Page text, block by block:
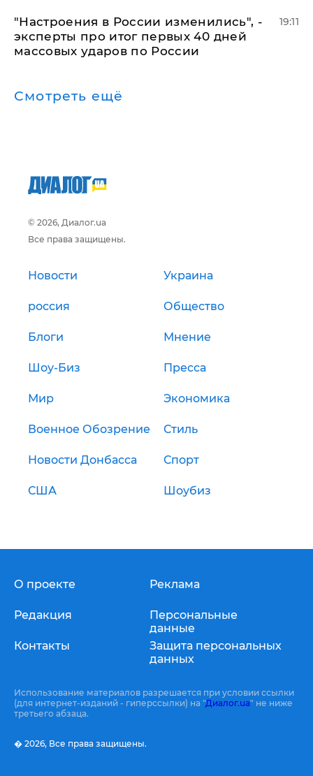
"Настроения в России изменились", -
эксперты про итог первых 40 дней
массовых ударов по России
19:11
Смотреть ещё
© 2026, Диалог.ua
Все права защищены.
Новости Украина
россия Общество
Блоги Мнение
Шоу-Биз Пресса
Мир Экономика
Военное Обозрение Стиль
Новости Донбасса Спорт
США Шоубиз
О проекте
Редакция
Контакты
Реклама
Персональные
данные
Защита персональных
данных
Использование материалов разрешается при условии ссылки
(для интернет-изданий - гиперссылки) на "Диалог.ua" не ниже
третьего абзаца.
� 2026, Все права защищены.